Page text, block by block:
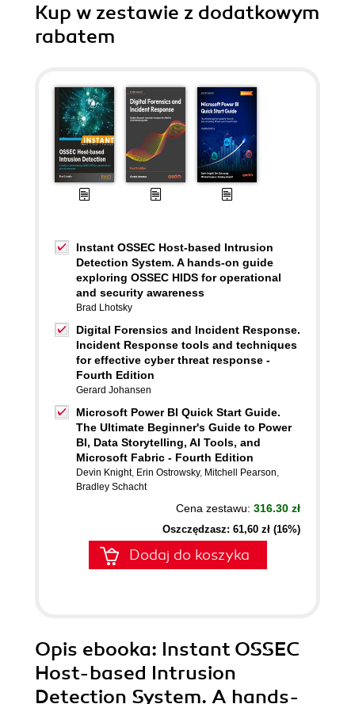
Kup w zestawie z dodatkowym
rabatem
Instant OSSEC Host-based Intrusion
Detection System. A hands-on guide
exploring OSSEC HIDS for operational
and security awareness
Brad Lhotsky
Digital Forensics and Incident Response.
Incident Response tools and techniques
for effective cyber threat response -
Fourth Edition
Gerard Johansen
Microsoft Power BI Quick Start Guide.
The Ultimate Beginner's Guide to Power
BI, Data Storytelling, AI Tools, and
Microsoft Fabric - Fourth Edition
Devin Knight, Erin Ostrowsky, Mitchell Pearson,
Bradley Schacht
Cena zestawu: 316.30 zł
Oszczędzasz: 61,60 zł (16%)
Dodaj do koszyka
Opis ebooka: Instant OSSEC
Host-based Intrusion
Detection System. A hands-